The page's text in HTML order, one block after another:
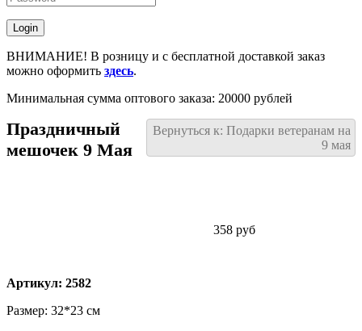
ВНИМАНИЕ! В розницу и с бесплатной доставкой заказ
можно оформить здесь.
Минимальная сумма оптового заказа: 20000 рублей
Вернуться к: Подарки ветеранам на
9 мая
Праздничный
мешочек 9 Мая
358 руб
Артикул: 2582
Размер: 32*23 см